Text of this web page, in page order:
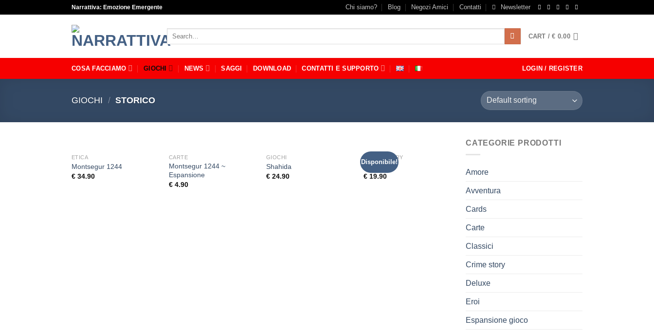
Narrattiva: Emozione Emergente Chi siamo? Blog Negozi Amici Contatti Newsletter
Search
for:
CART /€ 0.00
COSA FACCIAMO GIOCHI NEWS SAGGI DOWNLOAD CONTATTI E SUPPORTO LOGIN / REGISTER
GIOCHI / STORICO
ETICA
Montsegur 1244
€34.90
CARTE
Montsegur 1244 ~
Espansione
€4.90
GIOCHI
Shahida
€24.90
Disponibile!
CRIME STORY
Spione
€19.90
CATEGORIE PRODOTTI
Amore
Avventura
Cards
Carte
Classici
Crime story
Deluxe
Eroi
Espansione gioco